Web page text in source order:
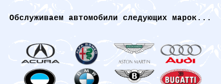
Обслуживаем автомобили следующих марок...